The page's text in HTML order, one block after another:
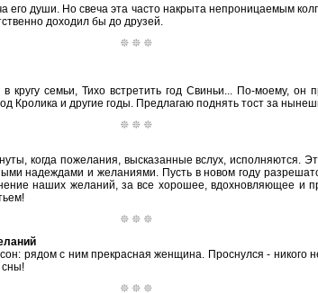
его души. Но свеча эта часто накрыта непроницаемым
доходил бы до друзей.
семьи, Тихо встретить год Свиньи... По-моему, он
Кролика и другие годы. Предлагаю поднять тост за
когда пожелания, высказанные вслух, исполняются.
надеждами и желаниями. Пусть в новом году
наших желаний, за все хорошее, вдохновляющее и
рядом с ним прекрасная женщина. Проснулся - никого
сны!